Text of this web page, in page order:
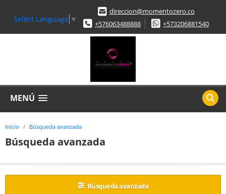
Select Language ▼
direccion@momentozero.co
+576063488888
+573206881540
MENÚ
Inicio Búsqueda avanzada
Búsqueda avanzada
Búsqueda avanzada